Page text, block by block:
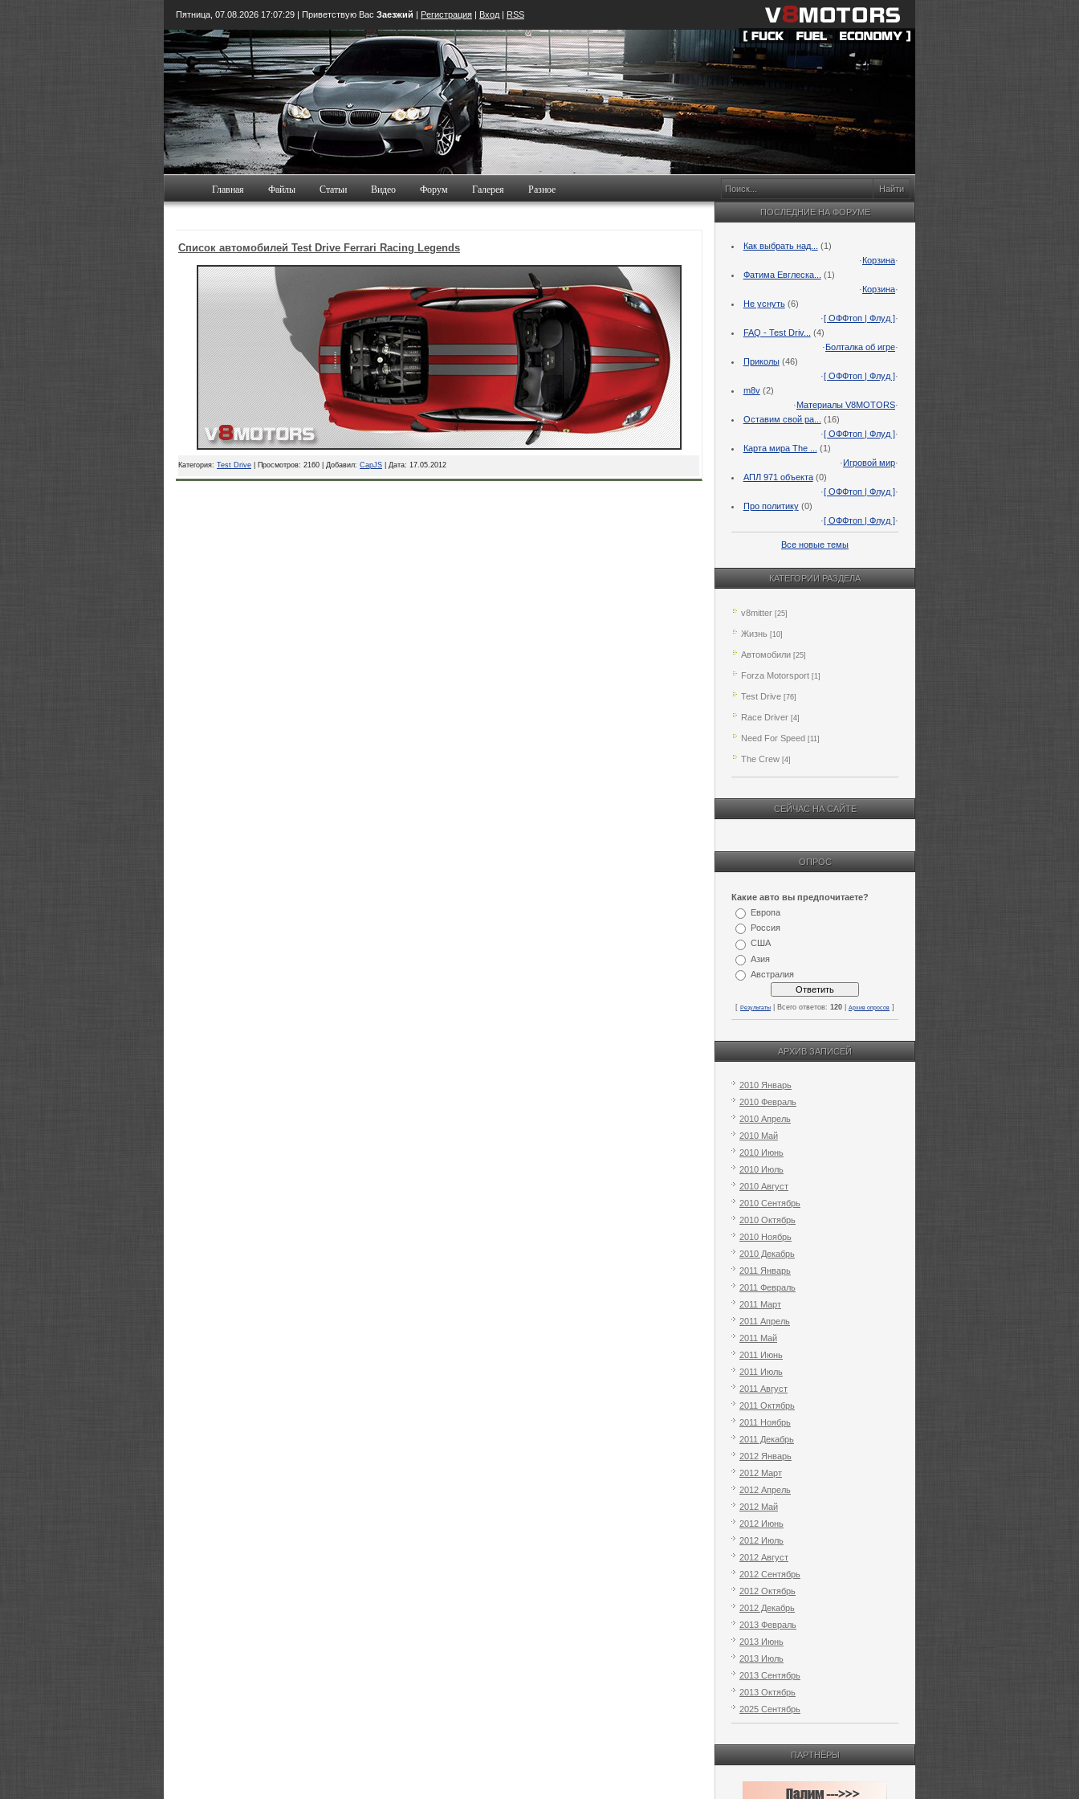
Пятница, 07.08.2026 17:07:30 | Приветствую Вас Заезжий | Регистрация | Вход | RSS
Главная Файлы Статьи Видео Форум Галерея Разное
Список автомобилей Test Drive Ferrari Racing Legends
Категория: Test Drive | Просмотров: 2160 | Добавил: CapJS | Дата: 17.05.2012
ПОСЛЕДНИЕ НА ФОРУМЕ
Как выбрать над...
(1)
·Корзина·
Фатима Евглеска...
(1)
·Корзина·
Не уснуть (6)
·[ ОФФтоп | Флуд ]·
FAQ - Test Driv...
(4)
·Болталка об игре·
Приколы (46)
·[ ОФФтоп | Флуд ]·
m8v (2)
·Материалы V8MOTORS·
Оставим свой ра...
(16)
·[ ОФФтоп | Флуд ]·
Карта мира The ...
(1)
·Игровой мир·
АПЛ 971 объекта (0)
·[ ОФФтоп | Флуд ]·
Про политику (0)
·[ ОФФтоп | Флуд ]·
Все новые темы
КАТЕГОРИИ РАЗДЕЛА
v8mitter [25]
Жизнь [10]
Автомобили [25]
Forza Motorsport [1]
Test Drive [76]
Race Driver [4]
Need For Speed [11]
The Crew [4]
СЕЙЧАС НА САЙТЕ
ОПРОС
Какие авто вы предпочитаете?
Европа
Россия
США
Азия
Австралия
[ Результаты | Всего ответов: 120 Архив опросов ]
АРХИВ ЗАПИСЕЙ
2010 Январь
2010 Февраль
2010 Апрель
2010 Май
2010 Июнь
2010 Июль
2010 Август
2010 Сентябрь
2010 Октябрь
2010 Ноябрь
2010 Декабрь
2011 Январь
2011 Февраль
2011 Март
2011 Апрель
2011 Май
2011 Июнь
2011 Июль
2011 Август
2011 Октябрь
2011 Ноябрь
2011 Декабрь
2012 Январь
2012 Март
2012 Апрель
2012 Май
2012 Июнь
2012 Июль
2012 Август
2012 Сентябрь
2012 Октябрь
2012 Декабрь
2013 Февраль
2013 Июнь
2013 Июль
2013 Сентябрь
2013 Октябрь
2025 Сентябрь
ПАРТНЁРЫ